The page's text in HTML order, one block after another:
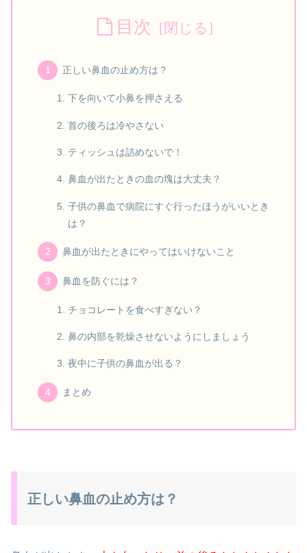
目次
正しい鼻血の止め方は？
下を向いて小鼻を押さえる
首の後ろは冷やさない
ティッシュは詰めないで！
鼻血が出たときの血の塊は大丈夫？
子供の鼻血で病院にすぐ行ったほうがいいとき
は？
鼻血が出たときにやってはいけないこと
鼻血を防ぐには？
チョコレートを食べすぎない？
鼻の内部を乾燥させないようにしましょう
夜中に子供の鼻血が出る？
まとめ
正しい鼻血の止め方は？